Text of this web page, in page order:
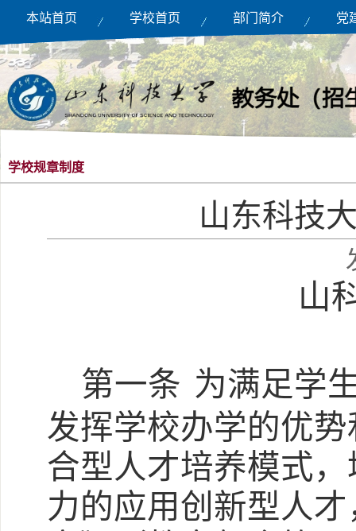
本站首页 学校首页 部门简介 党
学校规章制度
山东科技
山
第一条 为满足学
发挥学校办学的优
合型人才培养模式
力的应用创新型人